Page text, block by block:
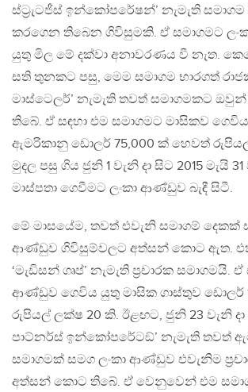
ස්ට‍්‍රැටජීස් ඉන්කෝපරේෂන්’ නැමැති
කරගෙන තිබෙන ගිවිසුමකි. ඒ සමාගමට
යුතු මිල මේ දක්වා අනාවරණය වී නැත.
සති තුනකට පසු, මෙම සමාගම භාරගත්
මාස්ටෙලර්’ නැමැති තවත් සමාගමකට
තිබේ. ඒ සඳහා එම සමාගමට මාසිකව
ඇමරිකානු ඩොලර් 75,000 ක් හෙවත්
මුදල පසු ගිය ජුනි 1 වැනි දා සිට 2015 මැයි 31
මාස්පතා ගෙවීමට ලංකා ආණ්ඩුව බැඳී සිටී.
මේ මාසයේම, තවත් එවැනි සමාගම් දෙකක්
ආණ්ඩුව ගිවිසුම්වලට අත්සන් කොට ඇත.
‘මැඩිසන් ගෘප්’ නැමැති ප‍්‍රචාරක සමාගමයි. ඒ
ආණ්ඩුව ගෙවිය යුතු මාසික ගාස්තුව ඩොලර්
රුපියල් ලක්ෂ 20 කි. ඊළඟට, ජුනි 23 වැනි
පාට්නර්ස් ඉන්කෝපරේටඞ්’ නැමැති තවත්
සමාගමක් සමග ලංකා ආණ්ඩුව එවැනිම
අත්සන් කොට තිබේ. ඒ වෙනුවෙන් එම